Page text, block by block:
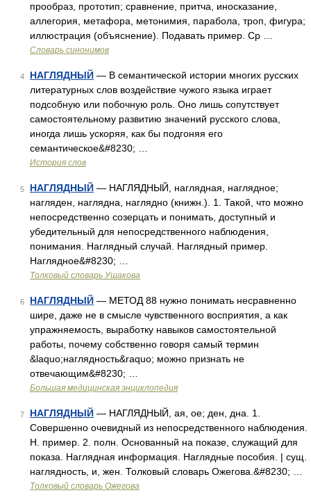
прообраз, прототип; сравнение, притча, иносказание,
аллегория, метафора, метонимия, парабола, троп, фигура;
иллюстрация (объяснение). Подавать пример. Ср …
Словарь синонимов
4 НАГЛЯДНЫЙ — В семантической истории многих русских
литературных слов воздействие чужого языка играет
подсобную или побочную роль. Оно лишь сопутствует
самостоятельному развитию значений русского слова,
иногда лишь ускоряя, как бы подгоняя его
семантическое&#8230; …
История слов
5 НАГЛЯДНЫЙ — НАГЛЯДНЫЙ, наглядная, наглядное;
нагляден, наглядна, наглядно (книжн.). 1. Такой, что можно
непосредственно созерцать и понимать, доступный и
убедительный для непосредственного наблюдения,
понимания. Наглядный случай. Наглядный пример.
Наглядное&#8230; …
Толковый словарь Ушакова
6 НАГЛЯДНЫЙ — МЕТОД 88 нужно понимать несравненно
шире, даже не в смысле чувственного восприятия, а как
упражняемость, выработку навыков самостоятельной
работы, почему собственно говоря самый термин
&laquo;наглядность&raquo; можно признать не
отвечающим&#8230; …
Большая медицинская энциклопедия
7 НАГЛЯДНЫЙ — НАГЛЯДНЫЙ, ая, ое; ден, дна. 1.
Совершенно очевидный из непосредственного наблюдения.
Н. пример. 2. полн. Основанный на показе, служащий для
показа. Наглядная информация. Наглядные пособия. | сущ.
наглядность, и, жен. Толковый словарь Ожегова.&#8230; …
Толковый словарь Ожегова